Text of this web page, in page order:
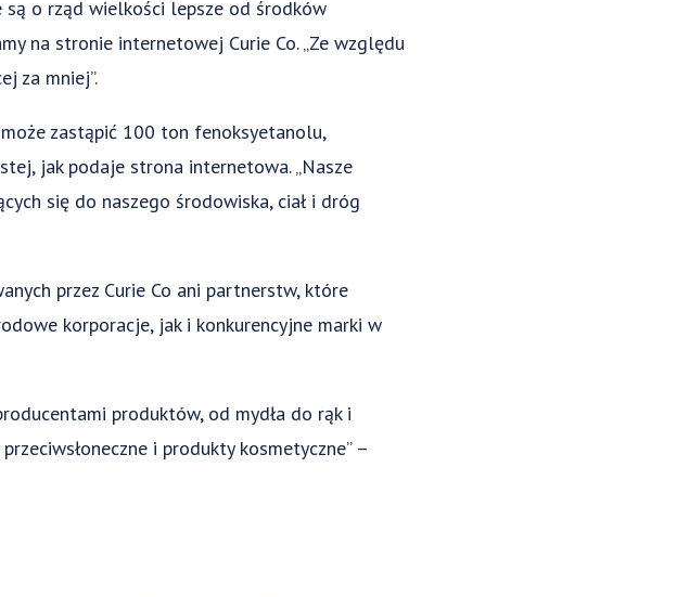
są o rząd wielkości lepsze od środków
na stronie internetowej Curie Co. „Ze względu
za mniej”.
zastąpić 100 ton fenoksyetanolu,
jak podaje strona internetowa. „Nasze
się do naszego środowiska, ciał i dróg
przez Curie Co ani partnerstw, które
korporacje, jak i konkurencyjne marki w
produktów, od mydła do rąk i
i produkty kosmetyczne” –